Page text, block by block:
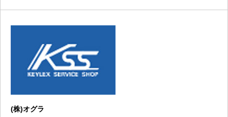
(株)オグラ